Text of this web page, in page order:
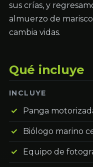
sus crías, y
almuerzo de
cambia vidas.
Qué incluye
INCLUYE
Panga
Biólogo marino
Equipo de